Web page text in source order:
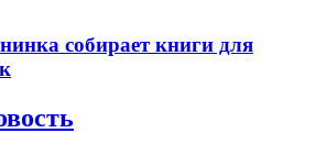
собирает книги для